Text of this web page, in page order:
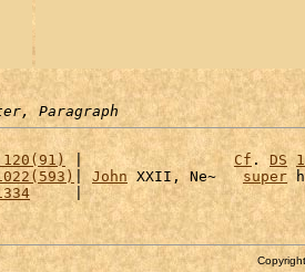
Paragraph
| Cf . DS
John XXII, Ne~ super